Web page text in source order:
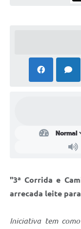
"3ª Corrida e
arrecada leite
Iniciativa tem